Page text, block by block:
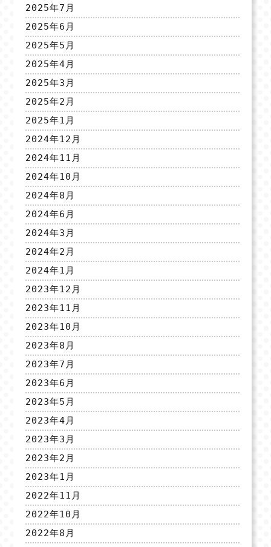
2025年7月
2025年6月
2025年5月
2025年4月
2025年3月
2025年2月
2025年1月
2024年12月
2024年11月
2024年10月
2024年8月
2024年6月
2024年3月
2024年2月
2024年1月
2023年12月
2023年11月
2023年10月
2023年8月
2023年7月
2023年6月
2023年5月
2023年4月
2023年3月
2023年2月
2023年1月
2022年11月
2022年10月
2022年8月